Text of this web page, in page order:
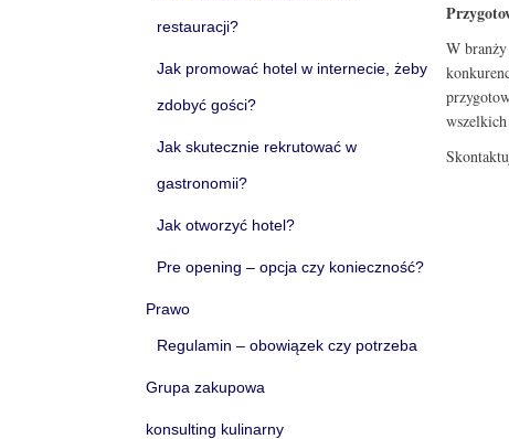
restauracji?
Jak promować hotel w internecie, żeby
zdobyć gości?
Jak skutecznie rekrutować w
gastronomii?
Jak otworzyć hotel?
Pre opening – opcja czy konieczność?
Prawo
Regulamin – obowiązek czy potrzeba
Grupa zakupowa
konsulting kulinarny
W